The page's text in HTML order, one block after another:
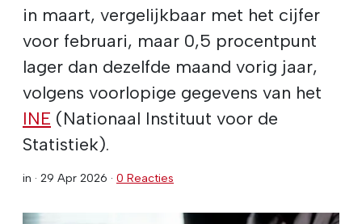
in maart, vergelijkbaar met het cijfer
voor februari, maar 0,5 procentpunt
lager dan dezelfde maand vorig jaar,
volgens voorlopige gegevens van het
INE (Nationaal Instituut voor de
Statistiek).
in · 29 Apr 2026 · 0 Reacties